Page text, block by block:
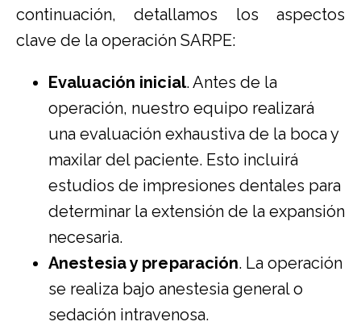
continuación, detallamos los aspectos
clave de la operación SARPE:
Evaluación inicial. Antes de la
operación, nuestro equipo realizará
una evaluación exhaustiva de la boca y
maxilar del paciente. Esto incluirá
estudios de impresiones dentales para
determinar la extensión de la expansión
necesaria.
Anestesia y preparación. La operación
se realiza bajo anestesia general o
sedación intravenosa.